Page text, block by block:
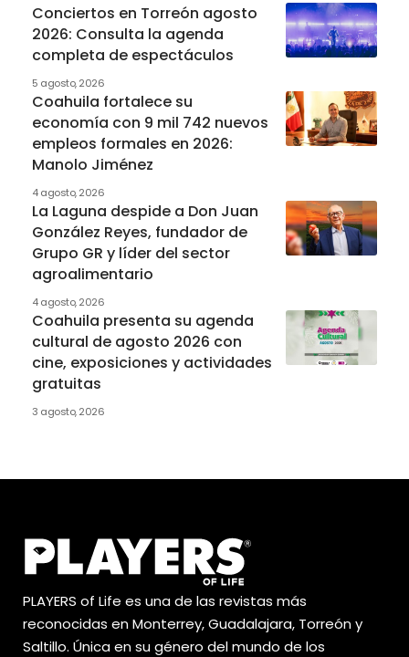
Conciertos en Torreón agosto
2026: Consulta la agenda
completa de espectáculos
5 agosto, 2026
Coahuila fortalece su
economía con 9 mil 742 nuevos
empleos formales en 2026:
Manolo Jiménez
4 agosto, 2026
La Laguna despide a Don Juan
González Reyes, fundador de
Grupo GR y líder del sector
agroalimentario
4 agosto, 2026
Coahuila presenta su agenda
cultural de agosto 2026 con
cine, exposiciones y actividades
gratuitas
3 agosto, 2026
PLAYERS of Life es una de las revistas más
reconocidas en Monterrey, Guadalajara, Torreón y
Saltillo. Única en su género del mundo de los